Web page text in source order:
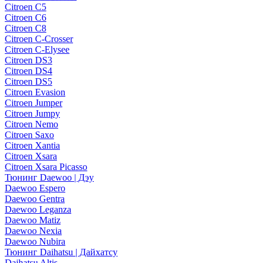
Citroen C5
Citroen C6
Citroen C8
Citroen C-Crosser
Citroen C-Elysee
Citroen DS3
Citroen DS4
Citroen DS5
Citroen Evasion
Citroen Jumper
Citroen Jumpy
Citroen Nemo
Citroen Saxo
Citroen Xantia
Citroen Xsara
Citroen Xsara Picasso
Тюнинг Daewoo | Дэу
Daewoo Espero
Daewoo Gentra
Daewoo Leganza
Daewoo Matiz
Daewoo Nexia
Daewoo Nubira
Тюнинг Daihatsu | Дайхатсу